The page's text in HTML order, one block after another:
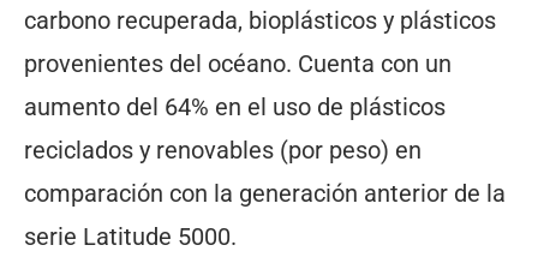
carbono recuperada, bioplásticos y plásticos
provenientes del océano. Cuenta con un
aumento del 64% en el uso de plásticos
reciclados y renovables (por peso) en
comparación con la generación anterior de la
serie Latitude 5000.